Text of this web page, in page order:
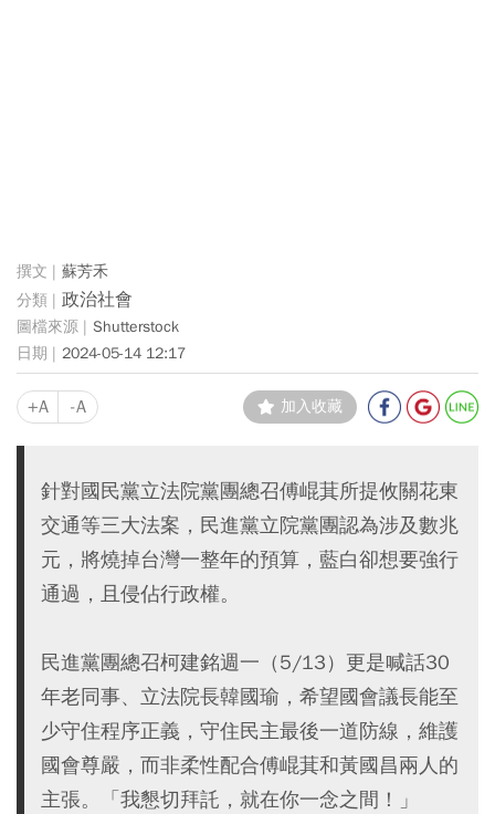
蘇芳禾
政治社會
Shutterstock
2024-05-14 12:17
+A -A 加入收藏
針對國民黨立法院黨團總召傅崐萁所提攸關花東
交通等三大法案，民進黨立院黨團認為涉及數兆
元，將燒掉台灣一整年的預算，藍白卻想要強行
通過，且侵佔行政權。
民進黨團總召柯建銘週一（5/13）更是喊話30
年老同事、立法院長韓國瑜，希望國會議長能至
少守住程序正義，守住民主最後一道防線，維護
國會尊嚴，而非柔性配合傅崐萁和黃國昌兩人的
主張。「我懇切拜託，就在你一念之間！」